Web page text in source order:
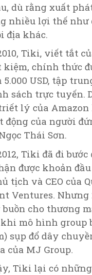
dù rằng xuất
nhiều lợi thế như
địa khác.
Tiki, viết tắt
kiệm, chính thức
USD, tập
sách trực tuyến.
lý của Amazon
động của người
Thái Sơn.
Tiki đã đi
được khoản
tịch và CEO của
Ventures. Nhưng
buồn cho thương
mô hình group
sụp đổ dây
của MJ Group.
Tiki lại có